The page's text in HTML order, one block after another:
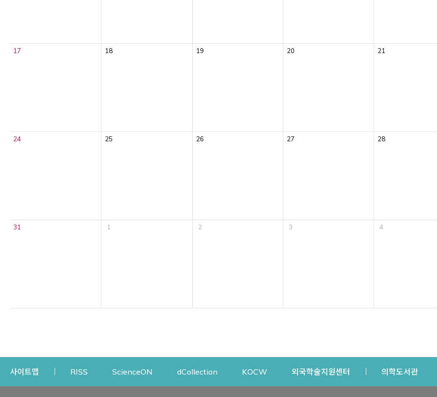
17 18 19 20 21
24 25 26 27 28
31 1 2 3 4
사이트맵 RISS Opens a new window
ScienceON Opens a new window
dCollectionOpens a new window
KOCWOpens a new window
외국학술지원센터 Opens a new window
의학도서관